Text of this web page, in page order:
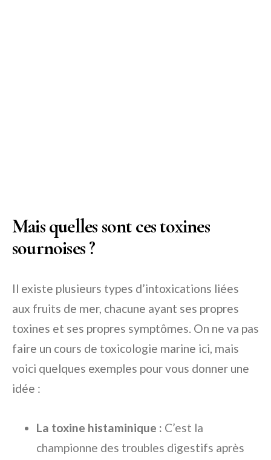
Mais quelles sont ces toxines
sournoises ?
Il existe plusieurs types d’intoxications liées
aux fruits de mer, chacune ayant ses propres
toxines et ses propres symptômes. On ne va pas
faire un cours de toxicologie marine ici, mais
voici quelques exemples pour vous donner une
idée :
La toxine histaminique : C’est la
championne des troubles digestifs après